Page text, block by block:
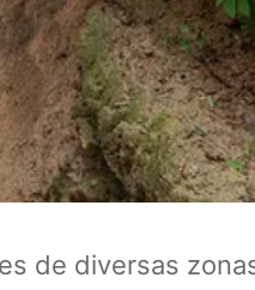
de diversas